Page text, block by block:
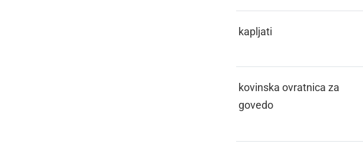
kapljati
kovinska ovratnica za
govedo